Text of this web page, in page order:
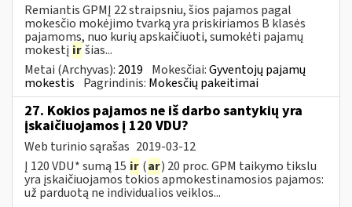
Remiantis GPMĮ 22 straipsniu, šios pajamos pagal
mokesčio mokėjimo tvarką yra priskiriamos B klasės
pajamoms, nuo kurių apskaičiuoti, sumokėti pajamų
mokestį iršias...
Metai (Archyvas): 2019 Mokesčiai:Gyventojų pajamų
mokestis Pagrindinis: Mokesčių pakeitimai
27. Kokios pajamos ne iš darbo santykių yra
įskaičiuojamos į 120 VDU?
Web turinio sąrašas 2019-03-12
Į 120 VDU* sumą 15 ir (ar) 20 proc. GPM taikymo tikslu
yra įskaičiuojamos tokios apmokestinamosios pajamos:
už parduotą ne individualios veiklos...